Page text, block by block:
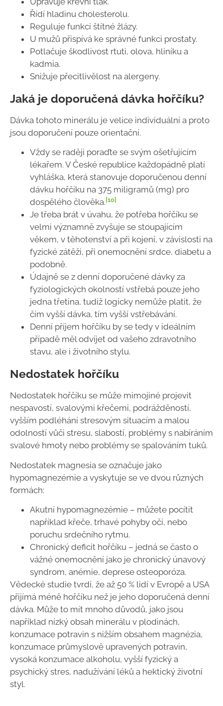
Řídí hladinu cholesterolu.
Reguluje funkci štítné žlázy.
U mužů přispívá ke správné funkci prostaty.
Potlačuje škodlivost rtuti, olova, hliníku a
kadmia.
Snižuje přecitlivělost na alergeny.
Jaká je doporučená dávka hořčíku?
Dávka tohoto minerálu je velice individuální a proto
jsou doporučení pouze orientační.
Vždy se raději poraďte se svým ošetřujícím
lékařem. V České republice každopádně platí
vyhláška, která stanovuje doporučenou denní
dávku hořčíku na 375 miligramů (mg) pro
dospělého člověka. [10]
Je třeba brát v úvahu, že potřeba hořčíku se
velmi významně zvyšuje se stoupajícím
věkem, v těhotenství a při kojení, v závislosti na
fyzické zátěži, při onemocnění srdce, diabetu a
podobně.
Údajně se z denní doporučené dávky za
fyziologických okolností vstřebá pouze jeho
jedna třetina, tudíž logicky nemůže platit, že
čím vyšší dávka, tím vyšší vstřebávání.
Denní příjem hořčíku by se tedy v ideálním
případě měl odvíjet od vašeho zdravotního
stavu, ale i životního stylu.
Nedostatek hořčíku
Nedostatek hořčíku se může mimojiné projevit
nespavostí, svalovými křečemi, podrážděností,
vyšším podléhání stresovým situacím a malou
odolností vůči stresu, slabostí, problémy s nabíráním
svalové hmoty nebo problémy se spalováním tuků.
Nedostatek magnesia se označuje jako
hypomagnezémie a vyskytuje se ve dvou různých
formách:
Akutní hypomagnezémie – můžete pocítit
například křeče, trhavé pohyby očí, nebo
poruchu srdečního rytmu.
Chronický deficit hořčíku – jedná se často o
vážné onemocnění jako je chronický únavový
syndrom, anémie, deprese osteoporóza.
Vědecké studie tvrdí, že až 50 % lidí v Evropě a USA
přijímá méně hořčíku než je jeho doporučená denní
dávka. Může to mít mnoho důvodů, jako jsou
například nízký obsah minerálu v plodinách,
konzumace potravin s nižším obsahem magnézia,
konzumace průmyslově upravených potravin,
vysoká konzumace alkoholu, vyšší fyzický a
psychický stres, nadužívání léků a hektický životní
styl.